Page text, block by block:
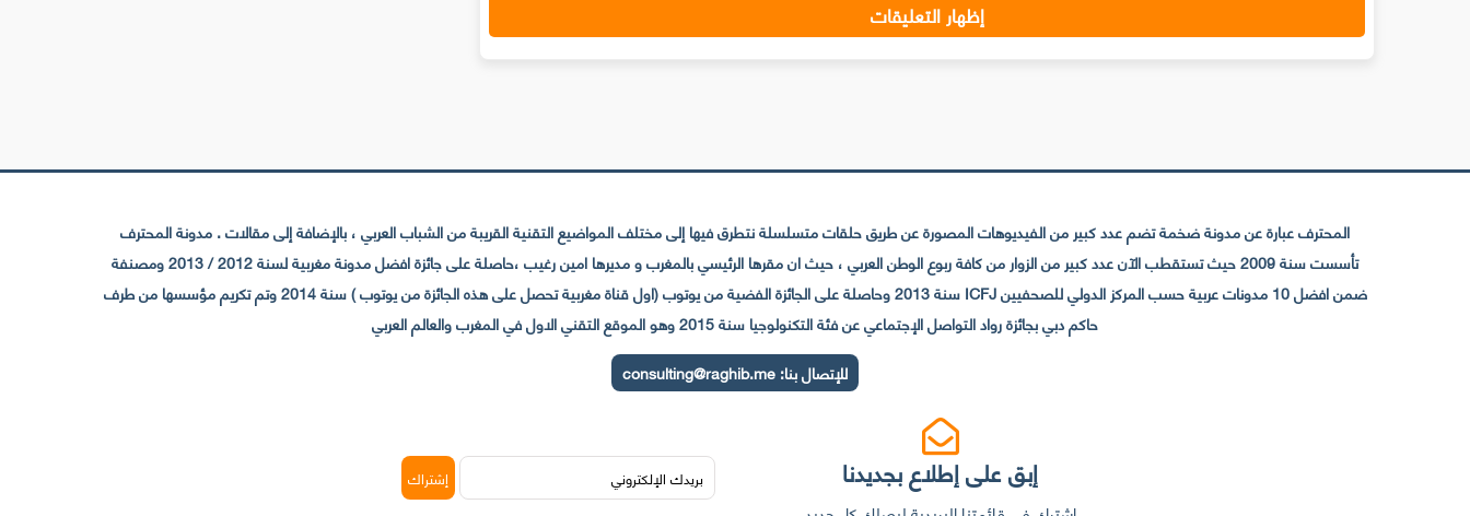
إظهار التعليقات
المحترف عبارة عن مدونة ضخمة تضم عدد كبير من الفيديوهات المصورة عن طريق حلقات متسلسلة نتطرق فيها إلى مختلف المواضيع التقنية القريبة من الشباب العربي ، بالإضافة إلى مقالات . مدونة المحترف
تأسست سنة 2009 حيث تستقطب الآن عدد كبير من الزوار من كافة ربوع الوطن العربي ، حيث ان مقرها الرئيسي بالمغرب و مديرها امين رغيب ،حاصلة على جائزة افضل مدونة مغربية لسنة 2012 / 2013 ومصنفة
ضمن افضل 10 مدونات عربية حسب المركز الدولي للصحفيين ICFJ سنة 2013 وحاصلة على الجائزة الفضية من يوتوب (اول قناة مغربية تحصل على هذه الجائزة من يوتوب ) سنة 2014 وتم تكريم مؤسسها من طرف
حاكم دبي بجائزة رواد التواصل الإجتماعي عن فئة التكنولوجيا سنة 2015 وهو الموقع التقني الاول في المغرب والعالم العربي
للإتصال بنا:consulting@raghib.me
إبق على إطلاع بجديدنا